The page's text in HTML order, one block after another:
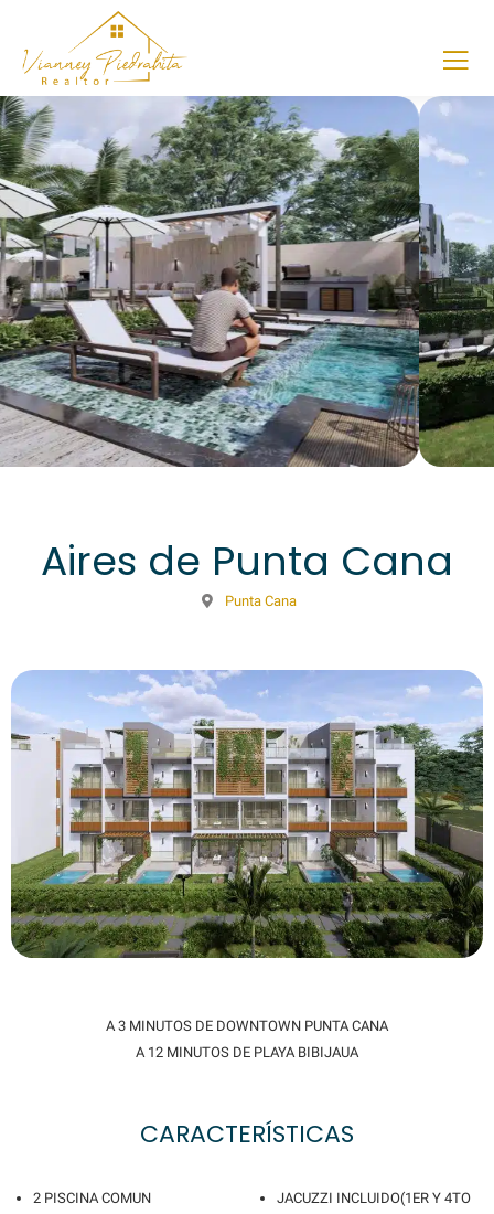
Aires de Punta Cana
Punta Cana
A 3 MINUTOS DE DOWNTOWN PUNTA CANA
A 12 MINUTOS DE PLAYA BIBIJAUA
CARACTERÍSTICAS
2 PISCINA COMUN
JACUZZI INCLUIDO(1ER Y 4TO